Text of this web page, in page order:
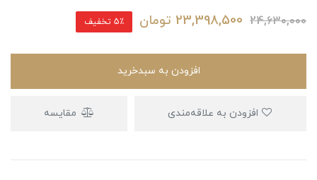
24,630,000
23,398,500 تومان 5٪ تخفیف
افزودن به سبدخرید
مقایسه